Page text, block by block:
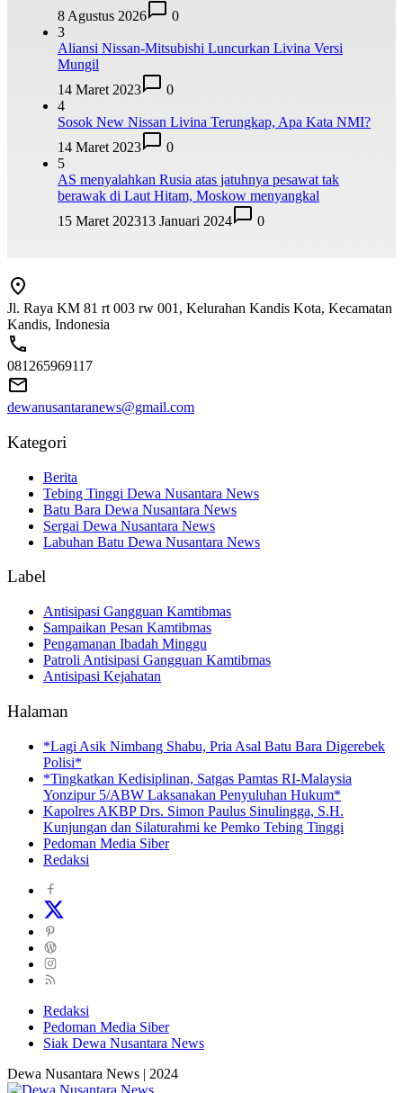
8 Agustus 2026
0
3
Aliansi Nissan-Mitsubishi Luncurkan Livina Versi
Mungil
14 Maret 2023
0
4
Sosok New Nissan Livina Terungkap, Apa Kata NMI?
14 Maret 2023
0
5
AS menyalahkan Rusia atas jatuhnya pesawat tak
berawak di Laut Hitam, Moskow menyangkal
15 Maret 202313 Januari 2024 0
Jl. Raya KM 81 rt 003 rw 001, Kelurahan Kandis Kota, Kecamatan
Kandis, Indonesia
081265969117
dewanusantaranews@gmail.com
Kategori
Berita
Tebing Tinggi Dewa Nusantara News
Batu Bara Dewa Nusantara News
Sergai Dewa Nusantara News
Labuhan Batu Dewa Nusantara News
Label
Antisipasi Gangguan Kamtibmas
Sampaikan Pesan Kamtibmas
Pengamanan Ibadah Minggu
Patroli Antisipasi Gangguan Kamtibmas
Antisipasi Kejahatan
Halaman
*Lagi Asik Nimbang Shabu, Pria Asal Batu Bara Digerebek
Polisi*
*Tingkatkan Kedisiplinan, Satgas Pamtas RI-Malaysia
Yonzipur 5/ABW Laksanakan Penyuluhan Hukum*
Kapolres AKBP Drs. Simon Paulus Sinulingga, S.H.
Kunjungan dan Silaturahmi ke Pemko Tebing Tinggi
Pedoman Media Siber
Redaksi
Redaksi
Pedoman Media Siber
Siak Dewa Nusantara News
Dewa Nusantara News | 2024